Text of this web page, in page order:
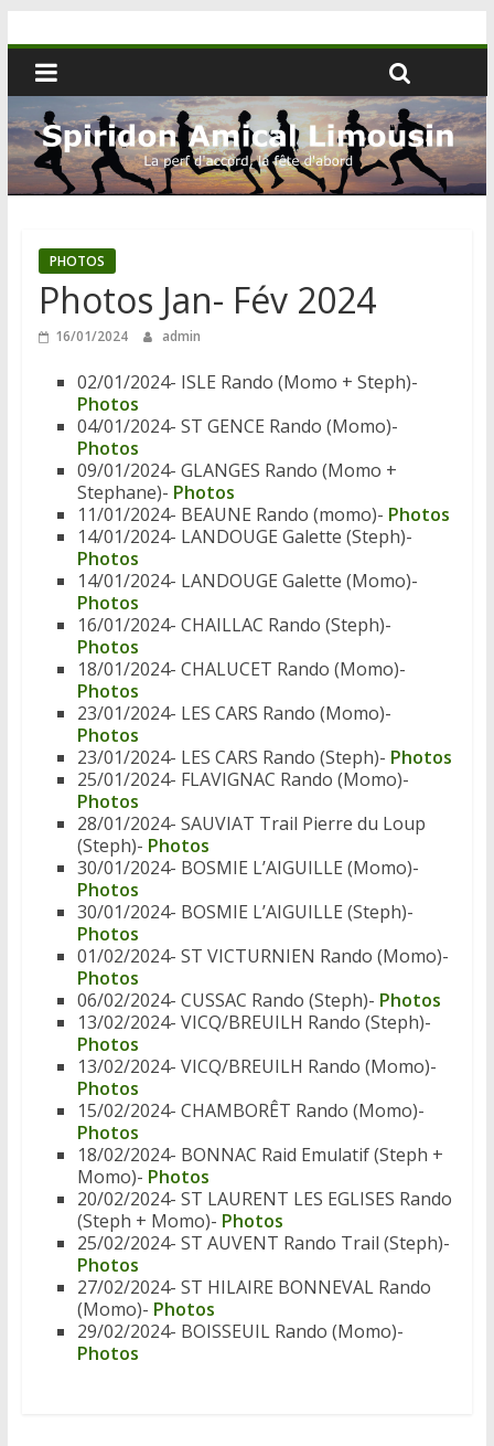
PHOTOS
Photos Jan- Fév 2024
16/01/2024 admin
02/01/2024- ISLE Rando (Momo + Steph)-
Photos
04/01/2024- ST GENCE Rando (Momo)-
Photos
09/01/2024- GLANGES Rando (Momo +
Stephane)- Photos
11/01/2024- BEAUNE Rando (momo)- Photos
14/01/2024- LANDOUGE Galette (Steph)-
Photos
14/01/2024- LANDOUGE Galette (Momo)-
Photos
16/01/2024- CHAILLAC Rando (Steph)-
Photos
18/01/2024- CHALUCET Rando (Momo)-
Photos
23/01/2024- LES CARS Rando (Momo)-
Photos
23/01/2024- LES CARS Rando (Steph)- Photos
25/01/2024- FLAVIGNAC Rando (Momo)-
Photos
28/01/2024- SAUVIAT Trail Pierre du Loup
(Steph)- Photos
30/01/2024- BOSMIE L’AIGUILLE (Momo)-
Photos
30/01/2024- BOSMIE L’AIGUILLE (Steph)-
Photos
01/02/2024- ST VICTURNIEN Rando (Momo)-
Photos
06/02/2024- CUSSAC Rando (Steph)- Photos
13/02/2024- VICQ/BREUILH Rando (Steph)-
Photos
13/02/2024- VICQ/BREUILH Rando (Momo)-
Photos
15/02/2024- CHAMBORÊT Rando (Momo)-
Photos
18/02/2024- BONNAC Raid Emulatif (Steph +
Momo)- Photos
20/02/2024- ST LAURENT LES EGLISES Rando
(Steph + Momo)- Photos
25/02/2024- ST AUVENT Rando Trail (Steph)-
Photos
27/02/2024- ST HILAIRE BONNEVAL Rando
(Momo)- Photos
29/02/2024- BOISSEUIL Rando (Momo)-
Photos